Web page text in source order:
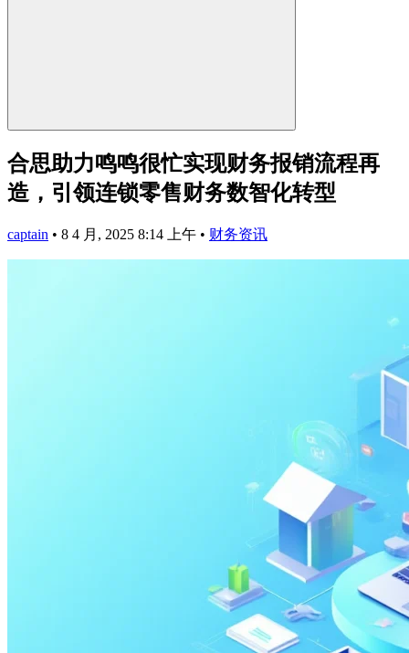
合思助力鸣鸣很忙实现财务报销流程再
造，引领连锁零售财务数智化转型
captain • 8 4 月, 2025 8:14 上午 • 财务资讯